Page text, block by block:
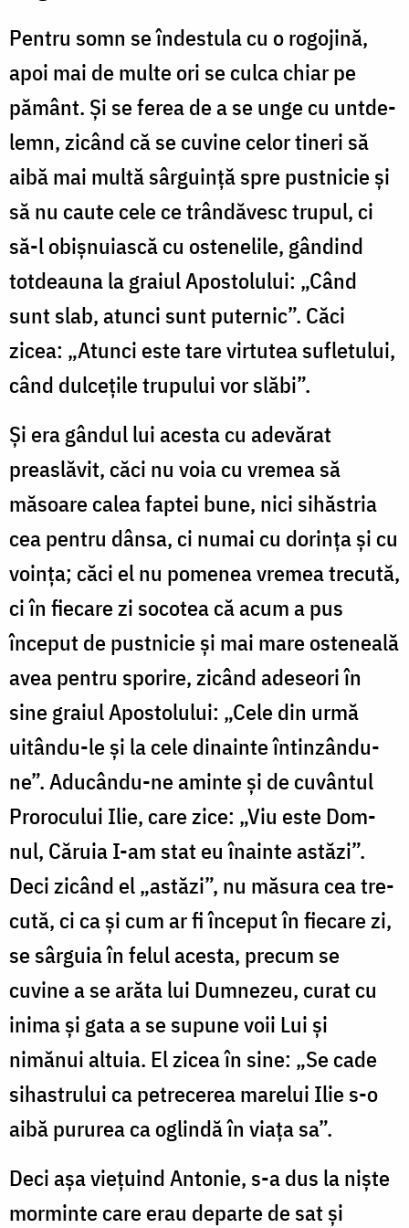
Pentru somn se îndestula cu o rogojină,
apoi mai de multe ori se culca chiar pe
pământ. Și se ferea de a se unge cu unt­de­
lemn, zicând că se cuvine celor tineri să
aibă mai multă sâr­guință spre pustnicie și
să nu caute cele ce trân­dă­vesc trupul, ci
să-l obișnuiască cu oste­nelile, gândind
tot­­deauna la graiul Apos­tolului: „Când
sunt slab, atunci sunt puternic”. Căci
zicea: „Atunci este tare virtutea su­fle­tului,
când dulcețile trupului vor slăbi”.
Și era gândul lui acesta cu adevărat
preaslăvit, căci nu voia cu vremea să
măsoare calea faptei bune, nici sihăstria
cea pentru dânsa, ci numai cu dorința și cu
voința; căci el nu pomenea vremea trecută,
ci în fiecare zi socotea că acum a pus
început de pustnicie și mai mare osteneală
avea pentru sporire, zicând adeseori în
sine graiul Apos­to­lului: „Cele din urmă
uitându-le și la cele dinainte întin­zân­du-
ne”. Aducându-ne aminte și de cuvântul
Pro­ro­cu­lui Ilie, care zice: „Viu este Dom­
nul, Căruia I-am stat eu înainte astăzi”.
Deci zicând el „as­tăzi”, nu măsura cea tre­
cută, ci ca și cum ar fi în­ceput în fiecare zi,
se sârguia în felul acesta, precum se
cuvine a se arăta lui Dumnezeu, curat cu
inima și gata a se supune voii Lui și
nimănui altuia. El zicea în sine: „Se cade
sihastrului ca pe­trecerea marelui Ilie s-o
aibă pururea ca oglindă în viața sa”.
Deci așa viețuind Antonie, s-a dus la niște
mor­min­te care erau departe de sat și